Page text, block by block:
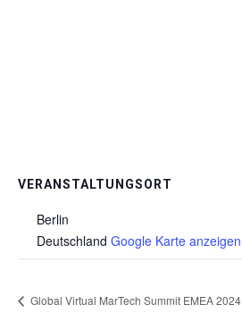
VERANSTALTUNGSORT
Berlin
Deutschland Google Karte anzeigen
Global Virtual MarTech Summit EMEA 2024